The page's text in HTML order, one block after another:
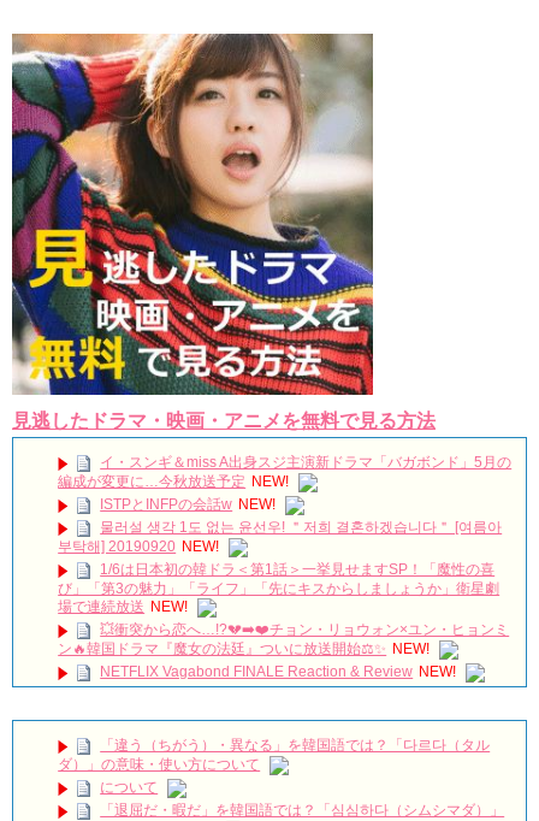
見逃したドラマ・映画・アニメを無料で見る方法
イ・スンギ＆miss A出身スジ主演新ドラマ「バガボンド」5月の
編成が変更に…今秋放送予定 NEW!
ISTPとINFPの会話w NEW!
물러설 생각 1도 없는 윤선우! ＂저희 결혼하겠습니다＂ [여름아
부탁해] 20190920 NEW!
1/6は日本初の韓ドラ＜第1話＞一挙見せますSP！「魔性の喜
び」「第3の魅力」「ライフ」「先にキスからしましょうか」衛星劇
場で連続放送 NEW!
💥衝突から恋へ…!?💔➡️❤️チョン・リョウォン×ユン・ヒョンミ
ン🔥韓国ドラマ『魔女の法廷』ついに放送開始⚖️✨ NEW!
NETFLIX Vagabond FINALE Reaction & Review NEW!
메이킹 괴짜 판사들의 실종된 정의 찾기 프로젝트! ‘이판사판’ 대
본 리딩 현장! NEW!
アルハンブラ宮殿の思い出 パワータッチ
「違う（ちがう）・異なる」を韓国語では？「다르다（タル
ダ）」の意味・使い方について
について
「退屈だ・暇だ」を韓国語では？「심심하다（シムシマダ）」